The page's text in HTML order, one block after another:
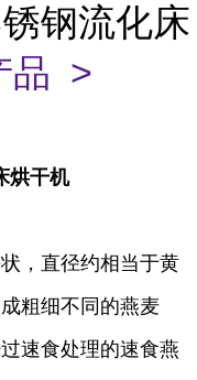
钢流化床
品 >
烘干机
，直径约相当于黄
粗细不同的燕麦
速食处理的速食燕